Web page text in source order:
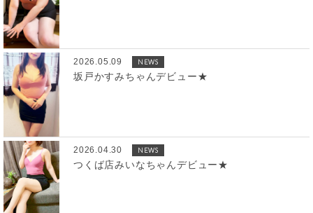
2026.05.09 NEWS
坂戸かすみちゃんデビュー★
2026.04.30 NEWS
つくば店みいなちゃんデビュー★